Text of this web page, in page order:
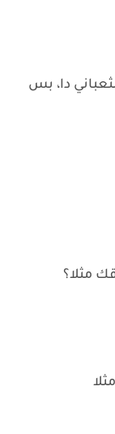
دا، بس
مثلا؟